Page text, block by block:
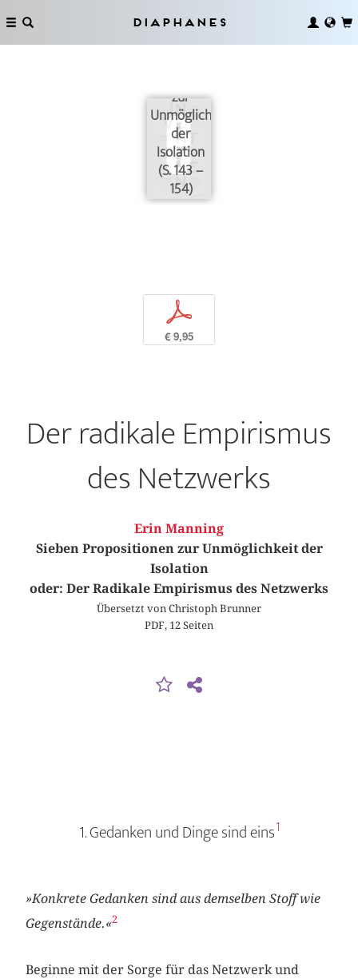
Diaphanes
zur
Unmöglichkeit
der
Isolation
(S. 143 –
154)
p
€ 9,95
Der radikale Empirismus
des Netzwerks
Erin Manning
Sieben Propositionen zur Unmöglichkeit der
Isolation
oder: Der Radikale Empirismus des Netzwerks
Übersetzt von Christoph Brunner
PDF, 12 Seiten
1. Gedanken und Dinge sind eins1
»Konkrete Gedanken sind aus demselben Stoff wie
Gegenstände.«2
Beginne mit der Sorge für das Netzwerk und